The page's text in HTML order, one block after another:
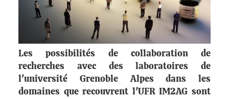
Les possibilités de collaboration de
recherches avec des laboratoires de
l'université Grenoble Alpes dans les
domaines que recouvrent l'UFR IM2AG sont